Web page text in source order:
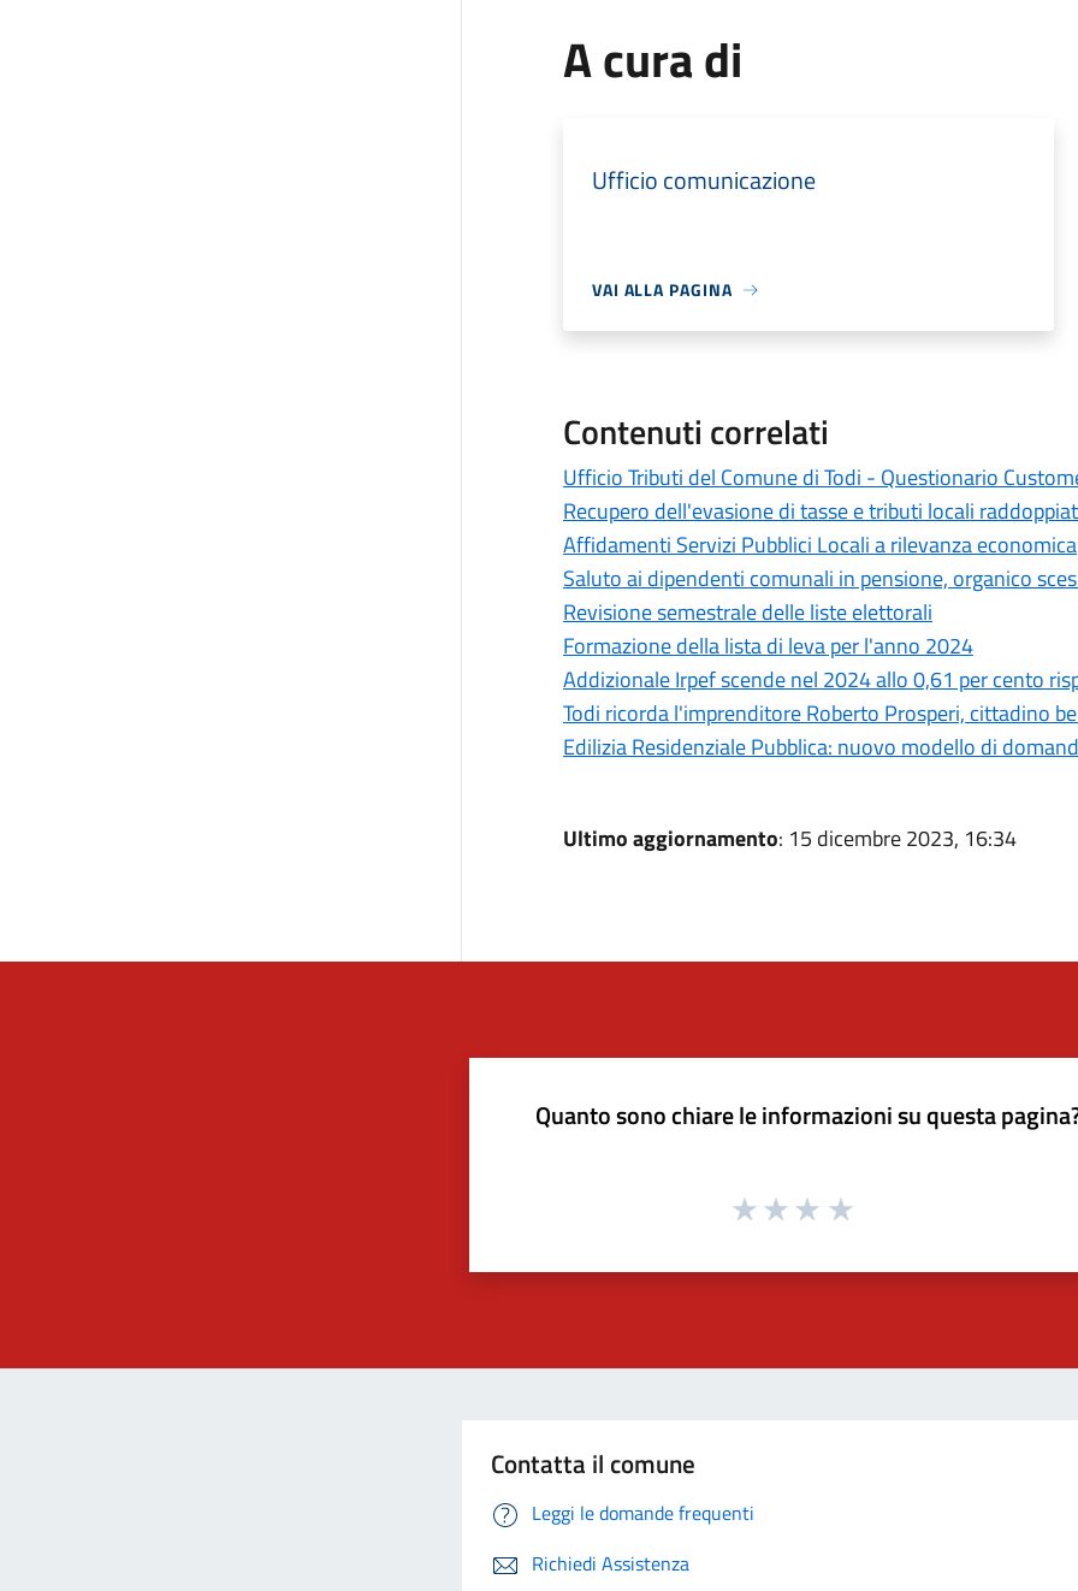
A cura di
Ufficio comunicazione
VAI ALLA PAGINA
Contenuti correlati
Ufficio Tributi del Comune di Todi - Questionario
Recupero dell'evasione di tasse e tributi locali
Affidamenti Servizi Pubblici Locali a rilevanza economica
Saluto ai dipendenti comunali in pensione, organico
Revisione semestrale delle liste elettorali
Formazione della lista di leva per l'anno 2024
Addizionale Irpef scende nel 2024 allo 0,61 per cento
Todi ricorda l'imprenditore Roberto Prosperi, cittadino
Edilizia Residenziale Pubblica: nuovo modello di
Ultimo aggiornamento: 15 dicembre 2023, 16:34
Quanto sono chiare le informazioni su questa
Contatta il comune
Leggi le domande frequenti
Richiedi Assistenza